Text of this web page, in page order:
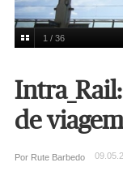
Gare do Oriente, Lisboa
1 / 36
de viagem
Por Rute Barbedo